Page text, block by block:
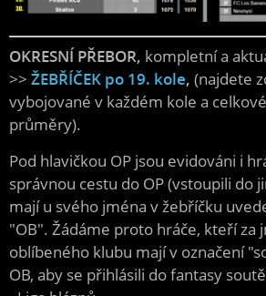
OKRESNÍ PŘEBOR, kompletní a
>> ŽEBŘÍČEK po 19. kole, (najdete
vybojované v každém kole a
průměry).
Pod hlavičkou OP jsou evidováni i
správnou cestu do OP (vstoupili do
mají u svého jména v žebříčku
"OB". Žádáme proto hráče, kteří za
oblíbeného klubu mají v označení
OB, aby se přihlásili do fantasy